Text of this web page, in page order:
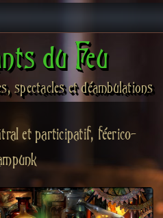
du Feu
spectacles et déambulations
et participatif, féerico-